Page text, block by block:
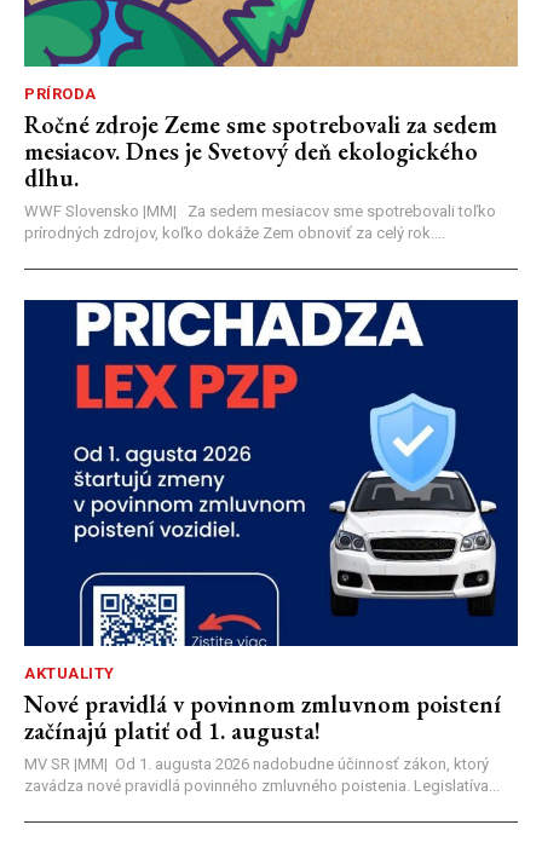
PRÍRODA
Ročné zdroje Zeme sme spotrebovali za sedem
mesiacov. Dnes je Svetový deň ekologického
dlhu.
WWF Slovensko |MM| Za sedem mesiacov sme spotrebovali toľko
prírodných zdrojov, koľko dokáže Zem obnoviť za celý rok....
AKTUALITY
Nové pravidlá v povinnom zmluvnom poistení
začínajú platiť od 1. augusta!
MV SR |MM| Od 1. augusta 2026 nadobudne účinnosť zákon, ktorý
zavádza nové pravidlá povinného zmluvného poistenia. Legislatíva...